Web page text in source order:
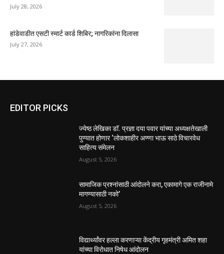
July 28, 2026
हांडेवाडीत एसटी स्मार्ट कार्ड शिबिर; नागरिकांना दिलासा
July 27, 2026
EDITOR PICKS
ज्येष्ठ लेखिका डॉ. प्रज्ञा दया पवार यांच्या अध्यक्षतेखाली
पुण्यात होणार ‘लोकशाहीर अण्णा भाऊ साठे विचारवेध
साहित्य संमेलन
August 5, 2026
सामाजिक प्रश्नांसाठी आंदोलने करा, एकामागे एक राजीनामे
मागण्यासाठी नको’
August 5, 2026
विद्यार्थ्यांवर हल्ला करणाऱ्या केंद्रीय गृहमंत्री अमित शहा
यांच्या विरोधात निषेध आंदोलन